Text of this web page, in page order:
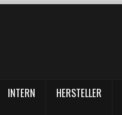
INTERN HERSTELLER